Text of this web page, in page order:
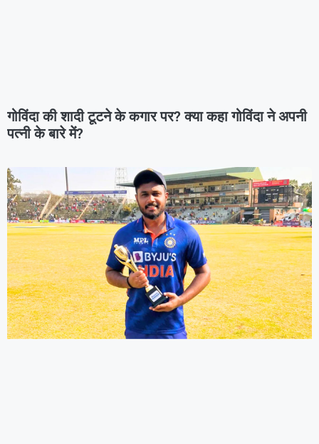
गोविंदा की शादी टूटने के कगार पर? क्या कहा गोविंदा ने अपनी
पत्नी के बारे में?